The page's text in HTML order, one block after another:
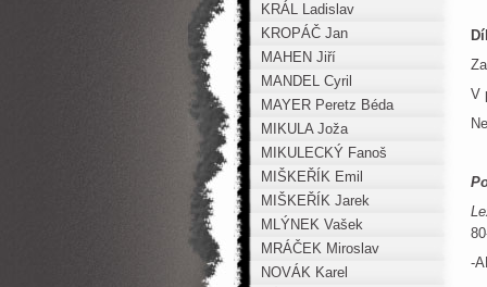
V
-
KRÁL Ladislav
KROPÁČ Jan
MAHEN Jiří
MANDEL Cyril
MAYER Peretz Béda
MIKULA Joža
MIKULECKÝ Fanoš
MIŠKEŘÍK Emil
MIŠKEŘÍK Jarek
MLÝNEK Vašek
MRÁČEK Miroslav
NOVÁK Karel